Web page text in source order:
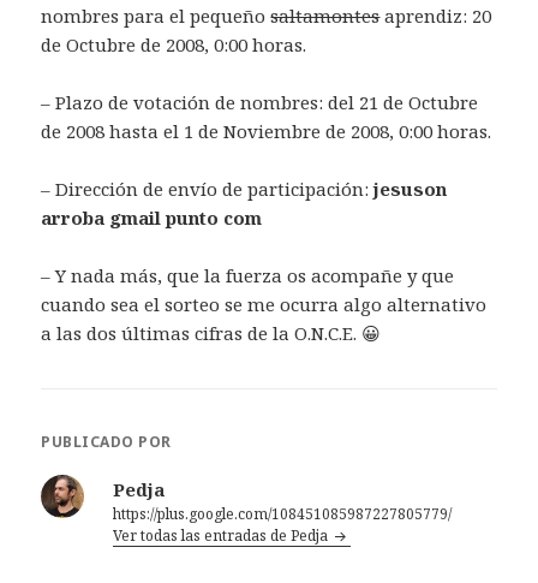
nombres para el pequeñosaltamontesaprendiz: 20
de Octubre de 2008, 0:00 horas.
– Plazo de votación de nombres: del 21 de Octubre
de 2008 hasta el 1 de Noviembre de 2008, 0:00 horas.
– Dirección de envío de participación:jesuson
arroba gmail punto com
– Y nada más, que la fuerza os acompañe y que
cuando sea el sorteo se me ocurra algo alternativo
a las dos últimas cifras de la O.N.C.E. 😀
PUBLICADO POR
Pedja
https://plus.google.com/108451085987227805779/
Ver todas las entradas de Pedja